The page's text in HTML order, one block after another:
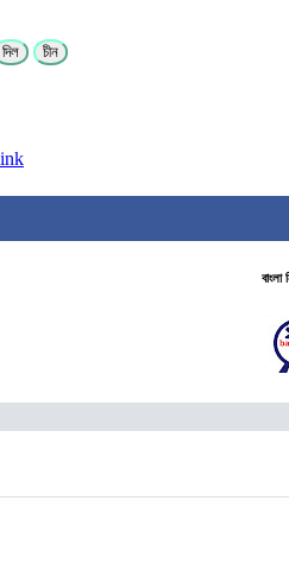
দিল চীন